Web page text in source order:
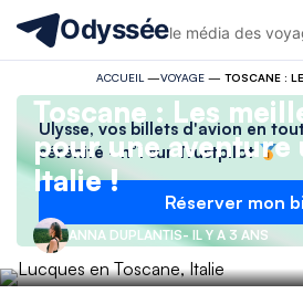
Odysséele média des
ACCUEIL —VOYAGE—
Ulysse, vos billets d'avion en
sérénité - n°1 sur Trustpilot
Réserver mon
Toscane : Les
pour une aventure
Italie !
ANNA DUPLANTIS- IL Y A 3 ANS